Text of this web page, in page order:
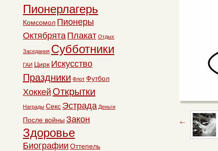
Пионерлагерь
Комсомол Пионеры
Октябрята Плакат Отдых
Заседания Субботники
ГАИ Цирк Искусство
Праздники Флот Футбол
Хоккей Открытки
Награды Секс Эстрада Деньги
После войны Закон
Здоровье
Биографии Оттепель